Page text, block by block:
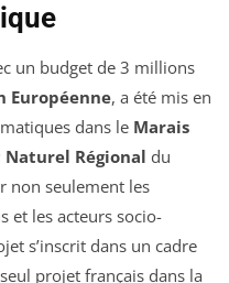
un budget de 3 millions
Européenne, a été mis en
dans le Marais
Naturel Régional du
non seulement les
et les acteurs socio-
s’inscrit dans un cadre
projet français dans la